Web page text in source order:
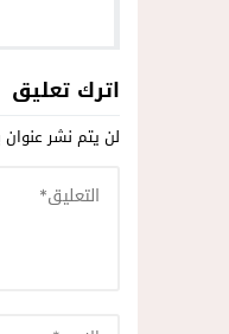
اترك تعليق
لن يتم نشر عنوان